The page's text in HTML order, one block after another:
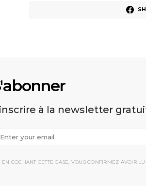
à la newsletter
EN COCHANT CETTE CASE, VOUS CONFIRMEZ AVOIR